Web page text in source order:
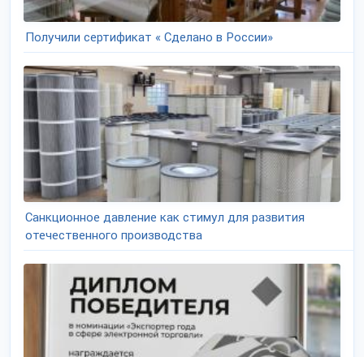
Получили сертификат « Сделано в России»
Санкционное давление как стимул для развития
отечественного производства